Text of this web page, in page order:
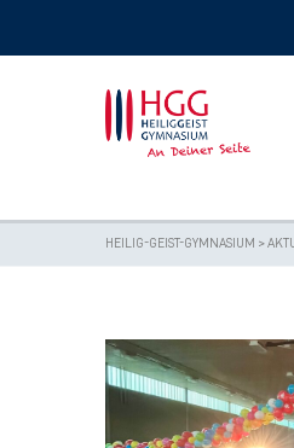
HEILIG-GEIST-GYMNASIUM >